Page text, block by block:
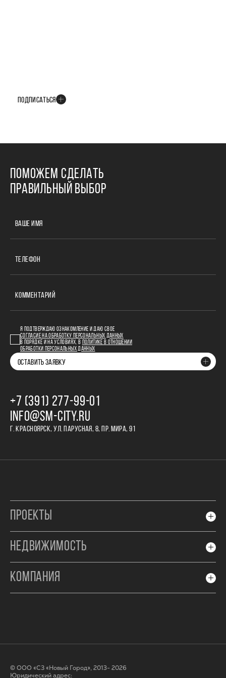
ПОДПИСАТЬСЯ
ПОМОЖЕМ СДЕЛАТЬ
ПРАВИЛЬНЫЙ ВЫБОР
ВАШЕ ИМЯ
ТЕЛЕФОН
КОММЕНТАРИЙ
Я ПОДТВЕРЖДАЮ ОЗНАКОМЛЕНИЕ И ДАЮ СВОЕ
СОГЛАСИЕ НА ОБРАБОТКУ ПЕРСОНАЛЬНЫХ ДАННЫХ
В ПОРЯДКЕ И НА УСЛОВИЯХ, В
ПОЛИТИКЕ В ОТНОШЕНИИ
ОБРАБОТКИ ПЕРСОНАЛЬНЫХ ДАННЫХ
ОСТАВИТЬ ЗАЯВКУ
+7 (391) 277‒99‒01
INFO@SM-CITY.RU
Г. КРАСНОЯРСК, УЛ. ПАРУСНАЯ, 8, ПР. МИРА, 91
ПРОЕКТЫ
НЕДВИЖИМОСТЬ
КОМПАНИЯ
© ООО «СЗ «Новый Город», 2013- 2026
Юридический адрес: